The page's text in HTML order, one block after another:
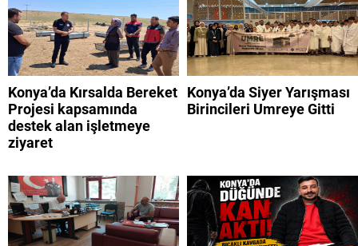
Konya’da Kırsalda Bereket
Projesi kapsamında
destek alan işletmeye
ziyaret
Konya’da Siyer Yarışması
Birincileri Umreye Gitti